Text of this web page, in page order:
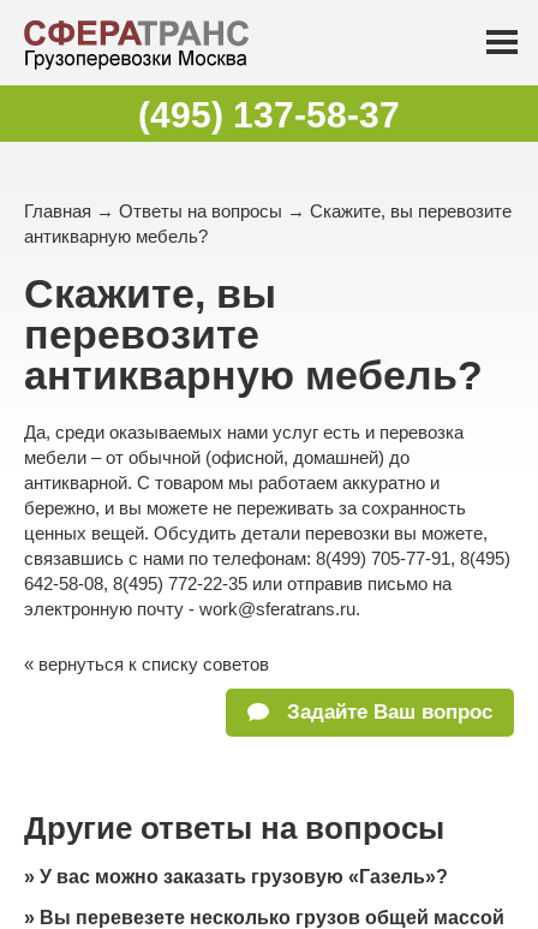
(495) 137-58-37
Главная → Ответы на вопросы → Скажите, вы перевозите
антикварную мебель?
Скажите, вы
перевозите
антикварную мебель?
Да, среди оказываемых нами услуг есть и перевозка
мебели – от обычной (офисной, домашней) до
антикварной. С товаром мы работаем аккуратно и
бережно, и вы можете не переживать за сохранность
ценных вещей. Обсудить детали перевозки вы можете,
связавшись с нами по телефонам: 8(499) 705-77-91, 8(495)
642-58-08, 8(495) 772-22-35 или отправив письмо на
электронную почту - work@sferatrans.ru.
« вернуться к списку советов
Задайте Ваш вопрос
Другие ответы на вопросы
» У вас можно заказать грузовую «Газель»?
» Вы перевезете несколько грузов общей массой